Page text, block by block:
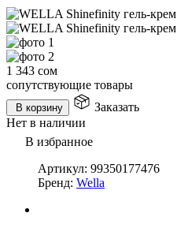
1 343 сом
сопутствующие товары
В корзину
Заказать
Нет в наличии
В избранное
Артикул: 99350177476
Бренд: Wella